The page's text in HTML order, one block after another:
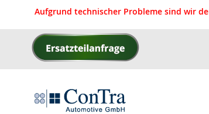
Aufgrund technischer Probleme sind wir
Direkt
zum